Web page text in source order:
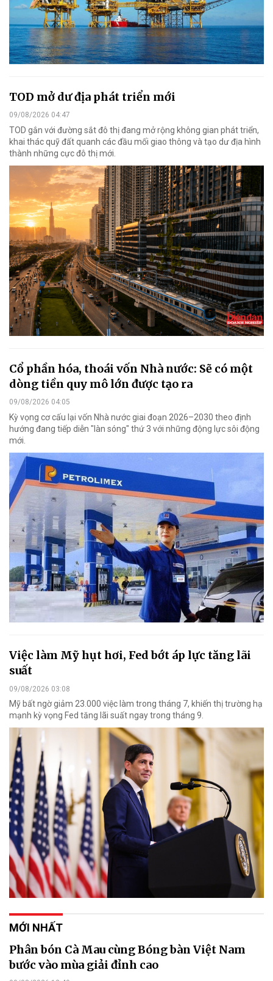
TOD mở dư địa phát triển mới
09/08/2026 04:47
TOD gắn với đường sắt đô thị đang mở rộng không gian phát triển,
khai thác quỹ đất quanh các đầu mối giao thông và tạo dư địa hình
thành những cực đô thị mới.
Cổ phần hóa, thoái vốn Nhà nước: Sẽ có một
dòng tiền quy mô lớn được tạo ra
09/08/2026 04:05
Kỳ vọng cơ cấu lại vốn Nhà nước giai đoạn 2026–2030 theo định
hướng đang tiếp diễn "làn sóng" thứ 3 với những động lực sôi động
mới.
Việc làm Mỹ hụt hơi, Fed bớt áp lực tăng lãi
suất
09/08/2026 03:08
Mỹ bất ngờ giảm 23.000 việc làm trong tháng 7, khiến thị trường hạ
mạnh kỳ vọng Fed tăng lãi suất ngay trong tháng 9.
MỚI NHẤT
Phân bón Cà Mau cùng Bóng bàn Việt Nam
bước vào mùa giải đỉnh cao